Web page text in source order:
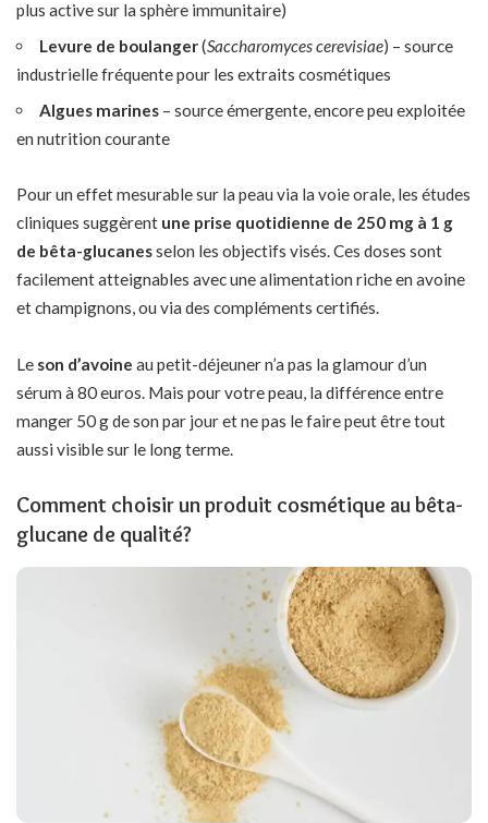
plus active sur la sphère immunitaire)
Levure de boulanger(Saccharomyces cerevisiae) – source
industrielle fréquente pour les extraits cosmétiques
Algues marines – source émergente, encore peu exploitée
en nutrition courante
Pour un effet mesurable sur la peau via la voie orale, les études
cliniques suggèrent une prise quotidienne de 250 mg à 1 g
de bêta-glucanesselon les objectifs visés. Ces doses sont
facilement atteignables avec une alimentation riche en avoine
et champignons, ou via des compléments certifiés.
Le son d’avoine au petit-déjeuner n’a pas la glamour d’un
sérum à 80 euros. Mais pour votre peau, la différence entre
manger 50 g de son par jour et ne pas le faire peut être tout
aussi visible sur le long terme.
Comment choisir un produit cosmétique au bêta-
glucane de qualité?